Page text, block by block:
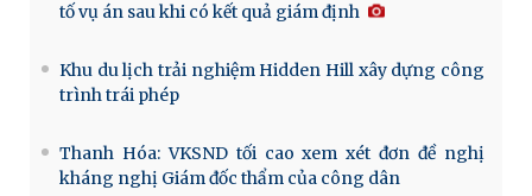
tố vụ án sau khi có kết quả giám định
Khu du lịch trải nghiệm Hidden Hill xây dựng công
trình trái phép
Thanh Hóa: VKSND tối cao xem xét đơn đề nghị
kháng nghị Giám đốc thẩm của công dân